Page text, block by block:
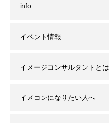
info
イベント情報
イメージコンサルタントとは
イメコンになりたい人へ